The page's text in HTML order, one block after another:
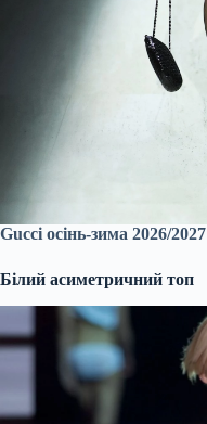
Gucci осінь-зима 2026/2027
Білий асиметричний топ